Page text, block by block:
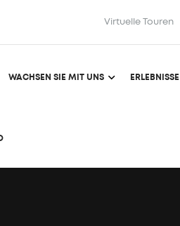
Virtuelle Touren
WACHSEN SIE MIT UNS ERLEBNISSE